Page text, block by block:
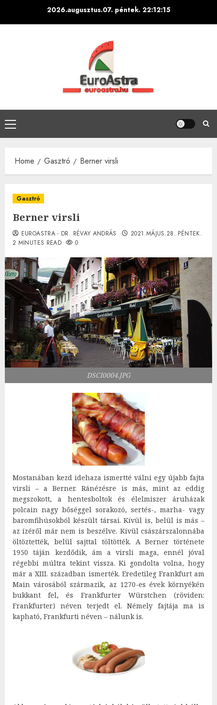
2026.augusztus.07. péntek. 22:12:16
Primary
Menu
Home Gasztró Berner virsli
Gasztró
Berner virsli
EUROASTRA - DR. RÉVAY ANDRÁS
2021.MÁJUS.28. PÉNTEK.
2 MINUTES READ
0
DSCI0004.JPG
Mostanában kezd idehaza ismertté válni egy újabb fajta
virsli – a Berner. Ránézésre is más, mint az eddig
megszokott, a hentesboltok és élelmiszer áruházak
polcain nagy bőséggel sorakozó, sertés-, marha- vagy
baromfihúsokból készült társai. Kívül is, belül is más –
az ízéről már nem is beszélve. Kívül császárszalonnába
öltöztették, belül sajttal töltötték. A Berner története
1950 táján kezdődik, ám a virsli maga, ennél jóval
régebbi múltra tekint vissza. Ki gondolta volna, hogy
már a XIII. században ismerték. Eredetileg Frankfurt am
Main városából származik, az 1270-es évek környékén
bukkant fel, és Frankfurter Würstchen (röviden:
Frankfurter) néven terjedt el. Némely fajtája ma is
kapható, Frankfurti néven – nálunk is.